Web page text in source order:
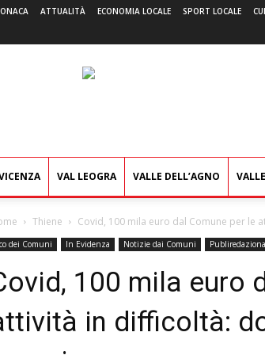
ATTUALITÀ ECONOMIA LOCALE SPORT LOCALE
VAL LEOGRA VALLE DELL’AGNO
Thiene Covid, 100 mila euro dal Comune per le
dei Comuni In Evidenza Notizie dai Comuni
100 mila euro
in difficoltà: